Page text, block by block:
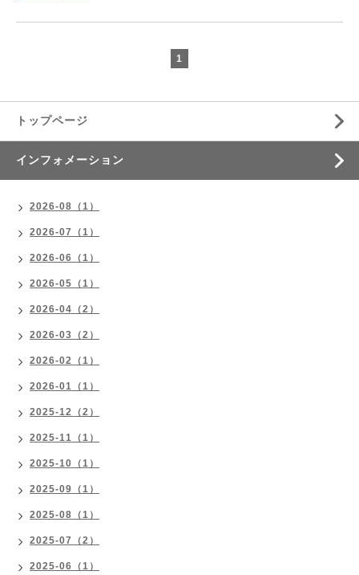
1
トップページ
インフォメーション
2026-08（1）
2026-07（1）
2026-06（1）
2026-05（1）
2026-04（2）
2026-03（2）
2026-02（1）
2026-01（1）
2025-12（2）
2025-11（1）
2025-10（1）
2025-09（1）
2025-08（1）
2025-07（2）
2025-06（1）